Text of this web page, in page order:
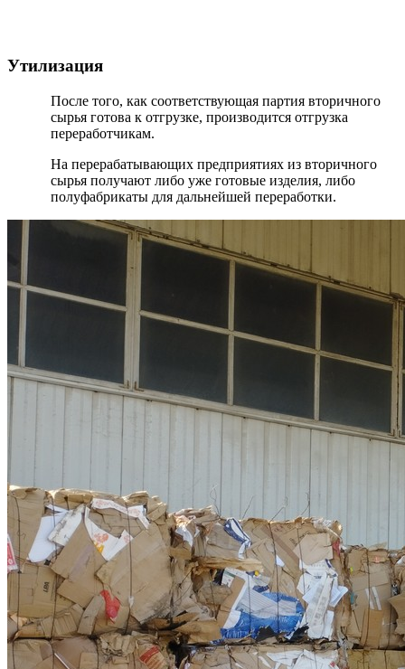
Утилизация
После того, как соответствующая партия вторичного
сырья готова к отгрузке, производится отгрузка
переработчикам.
На перерабатывающих предприятиях из вторичного
сырья получают либо уже готовые изделия, либо
полуфабрикаты для дальнейшей переработки.